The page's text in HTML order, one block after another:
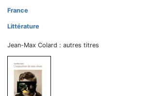
France
Littérature
Jean-Max Colard : autres titres